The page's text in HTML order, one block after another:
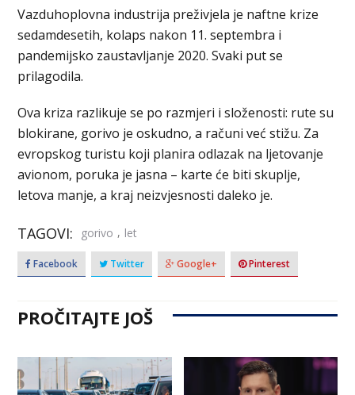
Vazduhoplovna industrija preživjela je naftne krize
sedamdesetih, kolaps nakon 11. septembra i
pandemijsko zaustavljanje 2020. Svaki put se
prilagodila.
Ova kriza razlikuje se po razmjeri i složenosti: rute su
blokirane, gorivo je oskudno, a računi već stižu. Za
evropskog turistu koji planira odlazak na ljetovanje
avionom, poruka je jasna – karte će biti skuplje,
letova manje, a kraj neizvjesnosti daleko je.
TAGOVI: gorivo , let
Facebook Twitter Google+ Pinterest
PROČITAJTE JOŠ